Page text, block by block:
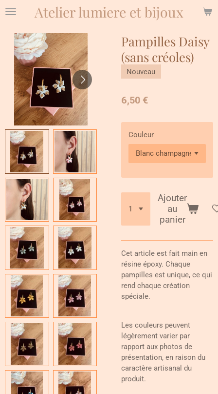
Passer
principal
Atelier lumiere et bijoux
Pampilles Daisy
(sans créoles)
Nouveau
6,50 €
Couleur
Ajouter
au
panier
Cet article est fait main en
résine époxy. Chaque
pampilles est unique, ce qui
rend chaque création
spéciale.
Les couleurs peuvent
légèrement varier par
rapport aux photos de
présentation, en raison du
caractère artisanal du
produit.